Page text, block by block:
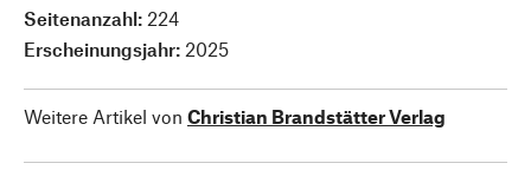
Seitenanzahl: 224
Erscheinungsjahr: 2025
Weitere Artikel von Christian Brandstätter Verlag